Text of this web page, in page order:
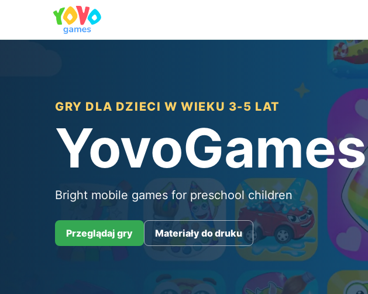
GRY DLA DZIECI W WIEKU 3-5 LAT
YovoGames
Bright mobile games for preschool children
Przeglądaj gry Materiały do druku